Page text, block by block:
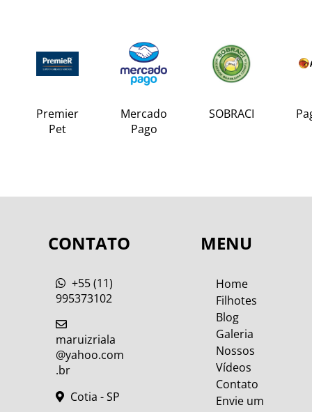
Premier
Pet
Mercado
Pago
SOBRACI
CONTATO
+55 (11)
995373102
maruizriala
@yahoo.com
.br
Cotia - SP
MENU
Home
Filhotes
Blog
Galeria
Nossos
Vídeos
Contato
Envie um